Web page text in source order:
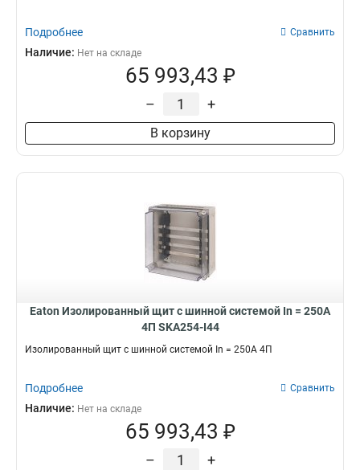
Подробнее Сравнить
Наличие: Нет на складе
65 993,43 ₽
– +
В корзину
Eaton Изолированный щит с шинной системой In = 250A
4П SKA254-I44
Изолированный щит с шинной системой In = 250A 4П
Подробнее Сравнить
Наличие: Нет на складе
65 993,43 ₽
– +